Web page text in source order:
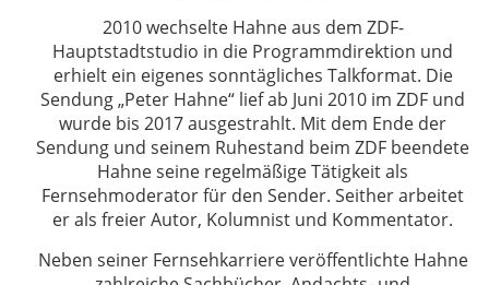
2010 wechselte Hahne aus dem ZDF-
Hauptstadtstudio in die Programmdirektion und
erhielt ein eigenes sonntägliches Talkformat. Die
Sendung „Peter Hahne“ lief ab Juni 2010 im ZDF und
wurde bis 2017 ausgestrahlt. Mit dem Ende der
Sendung und seinem Ruhestand beim ZDF beendete
Hahne seine regelmäßige Tätigkeit als
Fernsehmoderator für den Sender. Seither arbeitet
er als freier Autor, Kolumnist und Kommentator.
Neben seiner Fernsehkarriere veröffentlichte Hahne